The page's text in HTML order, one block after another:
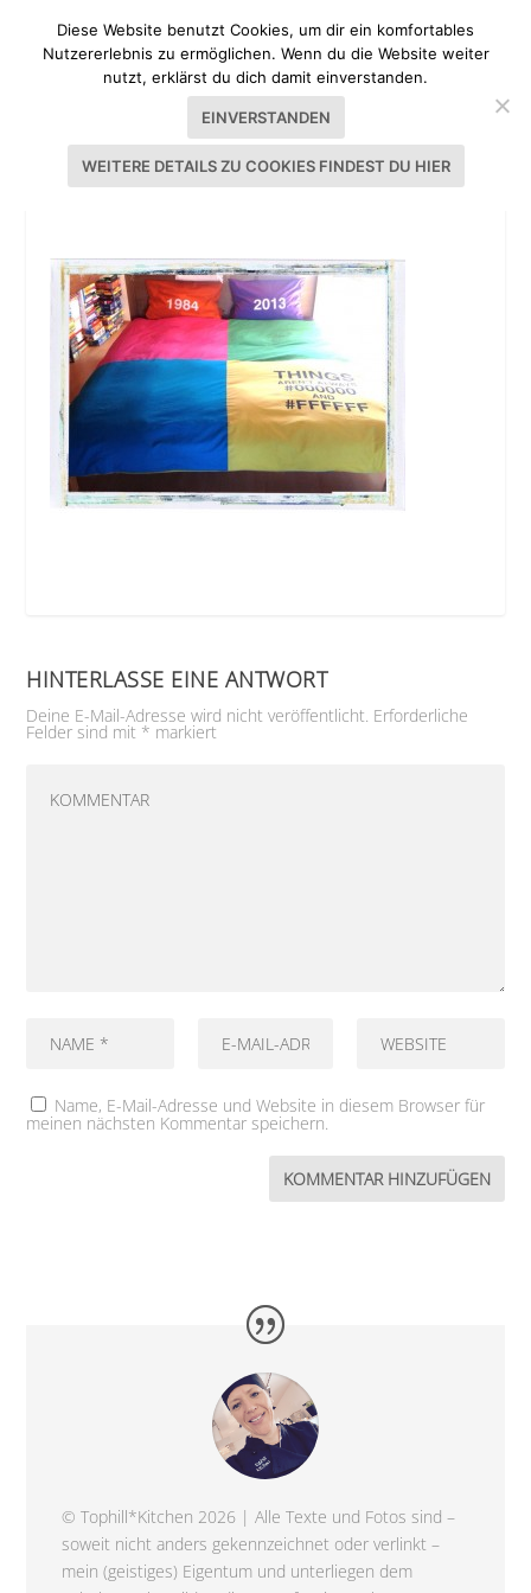
DES BRUDERS BETTWÄSCHE
HINTERLASSE EINE ANTWORT
Deine E-Mail-Adresse wird nicht veröffentlicht. Erforderliche
Felder sind mit * markiert
Name, E-Mail-Adresse und Website in diesem Browser für
meinen nächsten Kommentar speichern.
© Tophill*Kitchen 2026 | Alle Texte und Fotos sind –
soweit nicht anders gekennzeichnet oder verlinkt –
mein (geistiges) Eigentum und unterliegen dem
Diese Website benutzt Cookies, um dir ein komfortables
Nutzererlebnis zu ermöglichen. Wenn du die Website weiter
nutzt, erklärst du dich damit einverstanden.
EINVERSTANDEN
WEITERE DETAILS ZU COOKIES FINDEST DU HIER